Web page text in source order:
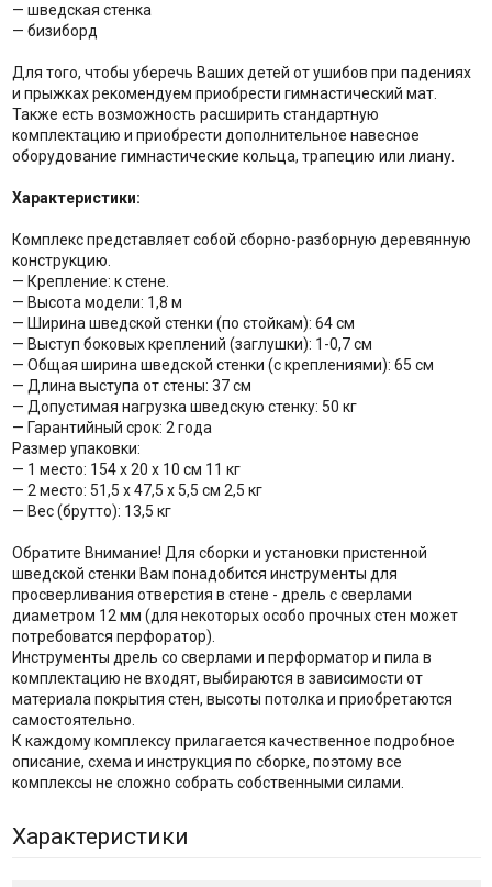
— шведская стенка
— бизиборд
Для того, чтобы уберечь Ваших детей от ушибов при падениях
и прыжках рекомендуем приобрести гимнастический мат.
Также есть возможность расширить стандартную
комплектацию и приобрести дополнительное навесное
оборудование гимнастические кольца, трапецию или лиану.
Характеристики:
Комплекс представляет собой сборно-разборную деревянную
конструкцию.
— Крепление: к стене.
— Высота модели: 1,8 м
— Ширина шведской стенки (по стойкам): 64 см
— Выступ боковых креплений (заглушки): 1-0,7 cм
— Общая ширина шведской стенки (с креплениями): 65 см
— Длина выступа от стены: 37 см
— Допустимая нагрузка шведскую стенку: 50 кг
— Гарантийный срок: 2 года
Размер упаковки:
— 1 место: 154 х 20 х 10 см 11 кг
— 2 место: 51,5 х 47,5 х 5,5 см 2,5 кг
— Вес (брутто): 13,5 кг
Обратите Внимание! Для сборки и установки пристенной
шведской стенки Вам понадобится инструменты для
просверливания отверстия в стене - дрель с сверлами
диаметром 12 мм (для некоторых особо прочных стен может
потребоватся перфоратор).
Инструменты дрель со сверлами и перформатор и пила в
комплектацию не входят, выбираются в зависимости от
материала покрытия стен, высоты потолка и приобретаются
самостоятельно.
К каждому комплексу прилагается качественное подробное
описание, схема и инструкция по сборке, поэтому все
комплексы не сложно собрать собственными силами.
Характеристики